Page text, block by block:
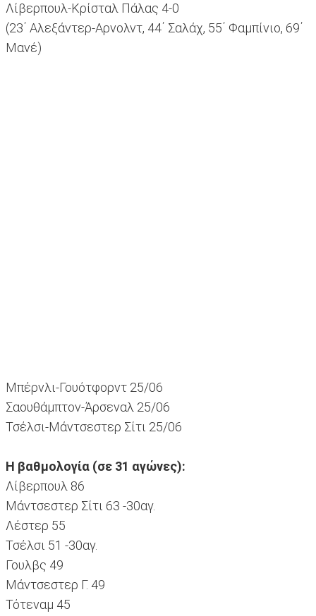
Λίβερπουλ-Κρίσταλ Πάλας 4-0
(23΄ Αλεξάντερ-Αρνολντ, 44΄ Σαλάχ, 55΄ Φαμπίνιο, 69΄
Μανέ)
Μπέρνλι-Γουότφορντ 25/06
Σαουθάμπτον-Άρσεναλ 25/06
Τσέλσι-Μάντσεστερ Σίτι 25/06
Η βαθμολογία (σε 31 αγώνες):
Λίβερπουλ 86
Μάντσεστερ Σίτι 63 -30αγ.
Λέστερ 55
Τσέλσι 51 -30αγ.
Γουλβς 49
Μάντσεστερ Γ. 49
Τότεναμ 45